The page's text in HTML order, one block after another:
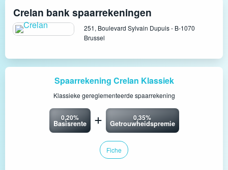
Crelan bank spaarrekeningen
251, Boulevard Sylvain Dupuis - B-1070
Brussel
Spaarrekening Crelan Klassiek
Klassieke gereglementeerde spaarrekening
0,20%
Basisrente
0,35%
Getrouwheidspremie
Fiche